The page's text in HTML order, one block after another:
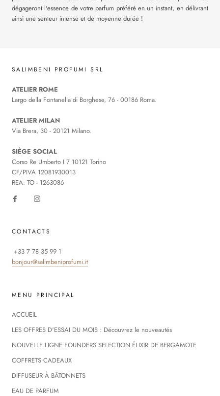
dégageront l'essence de votre parfum préféré en un instant, en délivrant
ainsi une senteur intense et de moyenne durée !
SALIMBENI PROFUMI SRL
ATELIER ROME
Largo della Fontanella di Borghese, 76 - 00186 Roma.
ATELIER MILAN
Via Brera, 30 - 20121 Milano.
SIÈGE SOCIAL
Corso Re Umberto I 7 10121 Torino
CF/PIVA 12081930013
REA: TO - 1263086
CONTACTS
+33 7 78 35 99 1
bonjour@salimbeniprofumi.it
MENU PRINCIPAL
ACCUEIL
LES OFFRES D'ESSAI DU MOIS : Découvrez le nouveautés
NOUVELLE LIGNE FOUNDERS SELECTION ÉLIXIR DE BERGAMOTE
COFFRETS CADEAUX
DIFFUSEUR À BÂTONNETS
EAU DE PARFUM